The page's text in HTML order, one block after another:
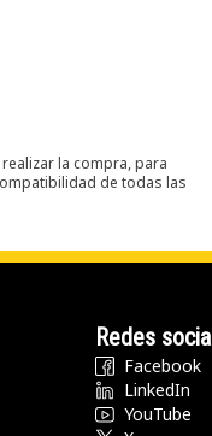
la compra, para
de todas las
Redes
Facebook
LinkedIn
YouTube